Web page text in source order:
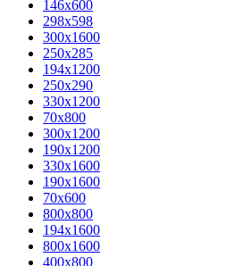
146x600
298x598
300x1600
250x285
194x1200
250x290
330x1200
70x800
300x1200
190x1200
330x1600
190x1600
70x600
800x800
194x1600
800x1600
400х800